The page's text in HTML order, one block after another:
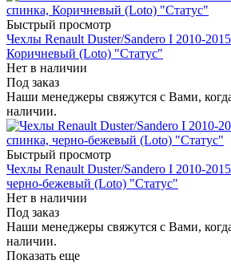
Быстрый просмотр
Чехлы Renault Duster/Sandero I 2010-
Коричневый (Loto) "Статус"
Нет в наличии
Под заказ
Наши менеджеры свяжутся с Вами,
наличии.
Быстрый просмотр
Чехлы Renault Duster/Sandero I 2010-
черно-бежевый (Loto) "Статус"
Нет в наличии
Под заказ
Наши менеджеры свяжутся с Вами,
наличии.
Показать еще